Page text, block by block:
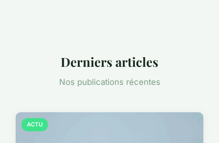
Derniers articles
Nos publications récentes
ACTU